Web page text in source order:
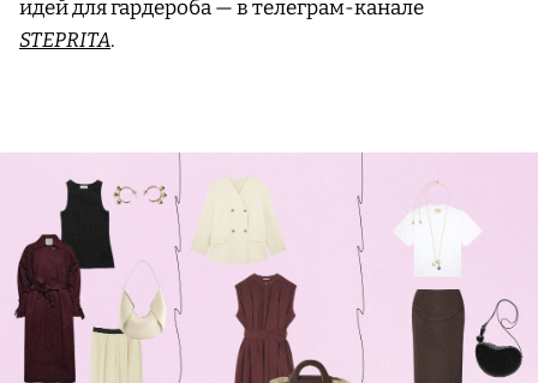
идей для гардероба — в телеграм-канале
STEPRITA.